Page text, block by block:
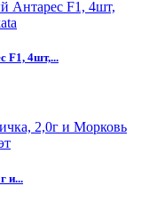
F1, 4шт,...
и...